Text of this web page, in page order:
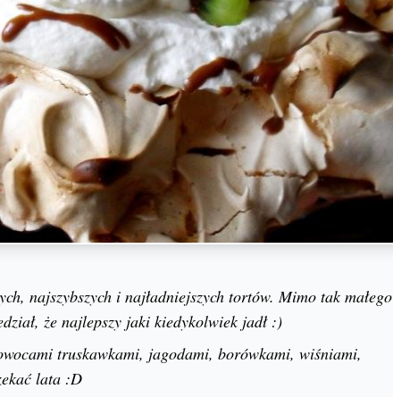
najszybszych i najładniejszych tortów. Mimo tak małego
że najlepszy jaki kiedykolwiek jadł :)
truskawkami, jagodami, borówkami, wiśniami,
lata :D